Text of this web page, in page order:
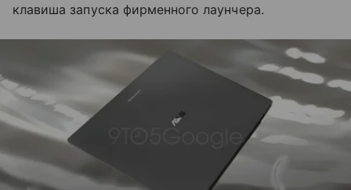
клавиша запуска фирменного лаунчера.